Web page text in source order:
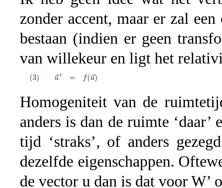
zonder accent, maar er zal
bestaan (indien er geen
van willekeur en ligt het
Homogeniteit van de
anders is dan de ruimte ‘daar’
tijd ‘straks’, of anders
dezelfde eigenschappen.
de vector u dan is dat voor W’